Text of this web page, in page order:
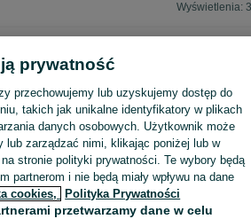
Wyświetlenia:
na OLX, aby skontaktować się z
Wyślij wiadomość
prywatność
przechowujemy lub uzyskujemy dostęp do
takich jak unikalne identyfikatory w plikach
danych osobowych. Użytkownik może
lub zarządzać nimi, klikając poniżej lub w
stronie polityki prywatności. Te wybory będą
partnerom i nie będą miały wpływu na dane
cookies, Polityka Prywatności
przetwarzamy dane w celu